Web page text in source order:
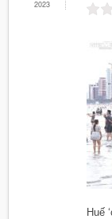
2023
Huế